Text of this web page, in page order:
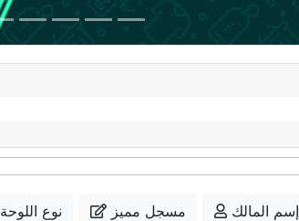
نوع اللوحة
مسجل مميز
إسم المالك